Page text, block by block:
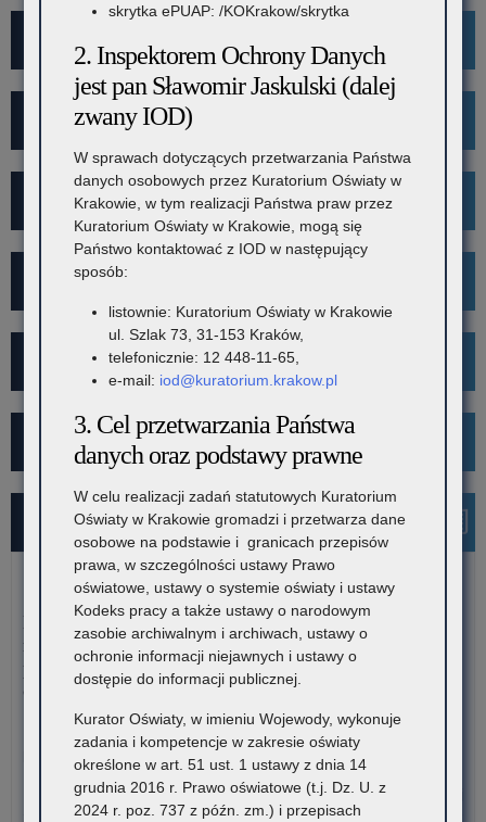
Wykaz szkół i placówek
Rekrutacja
Mediacje
Projekt Kibicuj z Klasą
Kampania społeczna "Ustal z Babcią Hasło"
Najnowsze informacje
7 sierpnia 2026
Dane ostateczne – Rządowy program pomocy uczniom
niepełnosprawnym w formie dofinansowania zakupu
podręczników, materiałów edukacyjnych i materiałów
ćwiczeniowych (wyprawka szkolna)
W związku z harmonogramem realizacji Rządowego programu
pomocy uczniom niepełnosprawnym…
Czytaj więcej
skrytka ePUAP: /KOKrakow/skrytka
2. Inspektorem Ochrony Danych
jest pan Sławomir Jaskulski (dalej
zwany IOD)
W sprawach dotyczących przetwarzania Państwa
danych osobowych przez Kuratorium Oświaty w
Krakowie, w tym realizacji Państwa praw przez
Kuratorium Oświaty w Krakowie, mogą się
Państwo kontaktować z IOD w następujący
sposób:
listownie: Kuratorium Oświaty w Krakowie
ul. Szlak 73, 31-153 Kraków,
telefonicznie: 12 448-11-65,
e-mail: iod@kuratorium.krakow.pl
3. Cel przetwarzania Państwa
danych oraz podstawy prawne
W celu realizacji zadań statutowych Kuratorium
Oświaty w Krakowie gromadzi i przetwarza dane
osobowe na podstawie i granicach przepisów
prawa, w szczególności ustawy Prawo
oświatowe, ustawy o systemie oświaty i ustawy
Kodeks pracy a także ustawy o narodowym
zasobie archiwalnym i archiwach, ustawy o
ochronie informacji niejawnych i ustawy o
dostępie do informacji publicznej.
Kurator Oświaty, w imieniu Wojewody, wykonuje
zadania i kompetencje w zakresie oświaty
określone w art. 51 ust. 1 ustawy z dnia 14
grudnia 2016 r. Prawo oświatowe (t.j. Dz. U. z
2024 r. poz. 737 z późn. zm.) i przepisach